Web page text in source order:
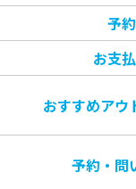
予
お支
おすすめアウ
予約・問